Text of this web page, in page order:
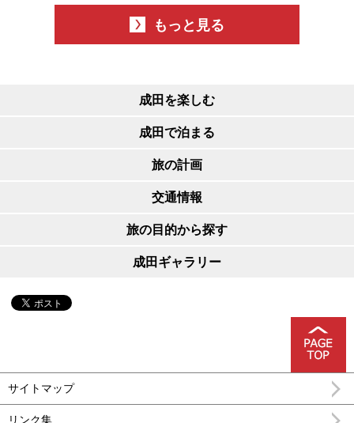
もっと見る
成田を楽しむ
成田で泊まる
旅の計画
交通情報
旅の目的から探す
成田ギャラリー
サイトマップ
リンク集